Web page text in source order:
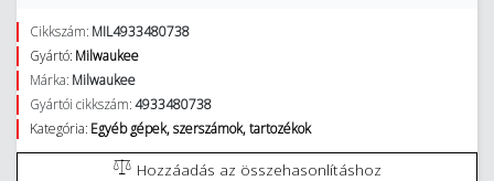
Cikkszám: MIL4933480738
Gyártó: Milwaukee
Márka: Milwaukee
Gyártói cikkszám:4933480738
Kategória: Egyéb gépek, szerszámok, tartozékok
Hozzáadás az összehasonlításhoz